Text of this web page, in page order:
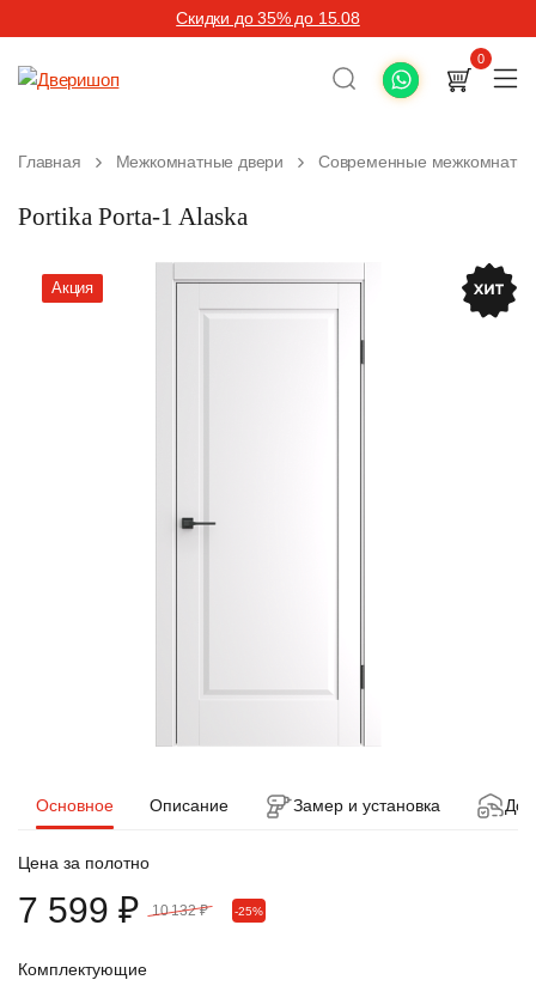
Скидки до 35% до 15.08
0
Главная Межкомнатные двери Современные
Portika Porta-1 Alaska
Акция
Основное Описание Замер и установка
Комплектующие
Цена за полотно
7 599 ₽ 10 132 ₽ -25%